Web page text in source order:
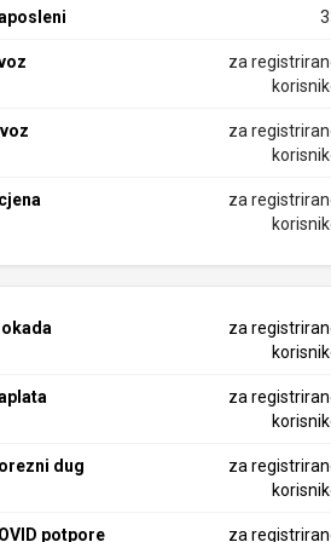
za
za
za
za
za
dug
za
potpore za